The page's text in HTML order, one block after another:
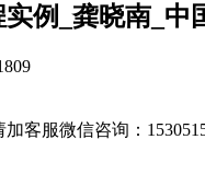
例_龚晓南_中
客服微信咨询：